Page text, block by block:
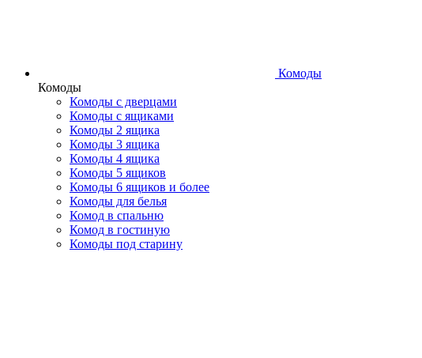
Комоды
Комоды
Комоды с дверцами
Комоды с ящиками
Комоды 2 ящика
Комоды 3 ящика
Комоды 4 ящика
Комоды 5 ящиков
Комоды 6 ящиков и более
Комоды для белья
Комод в спальню
Комод в гостиную
Комоды под старину